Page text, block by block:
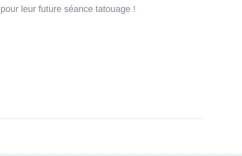
leur future séance tatouage !